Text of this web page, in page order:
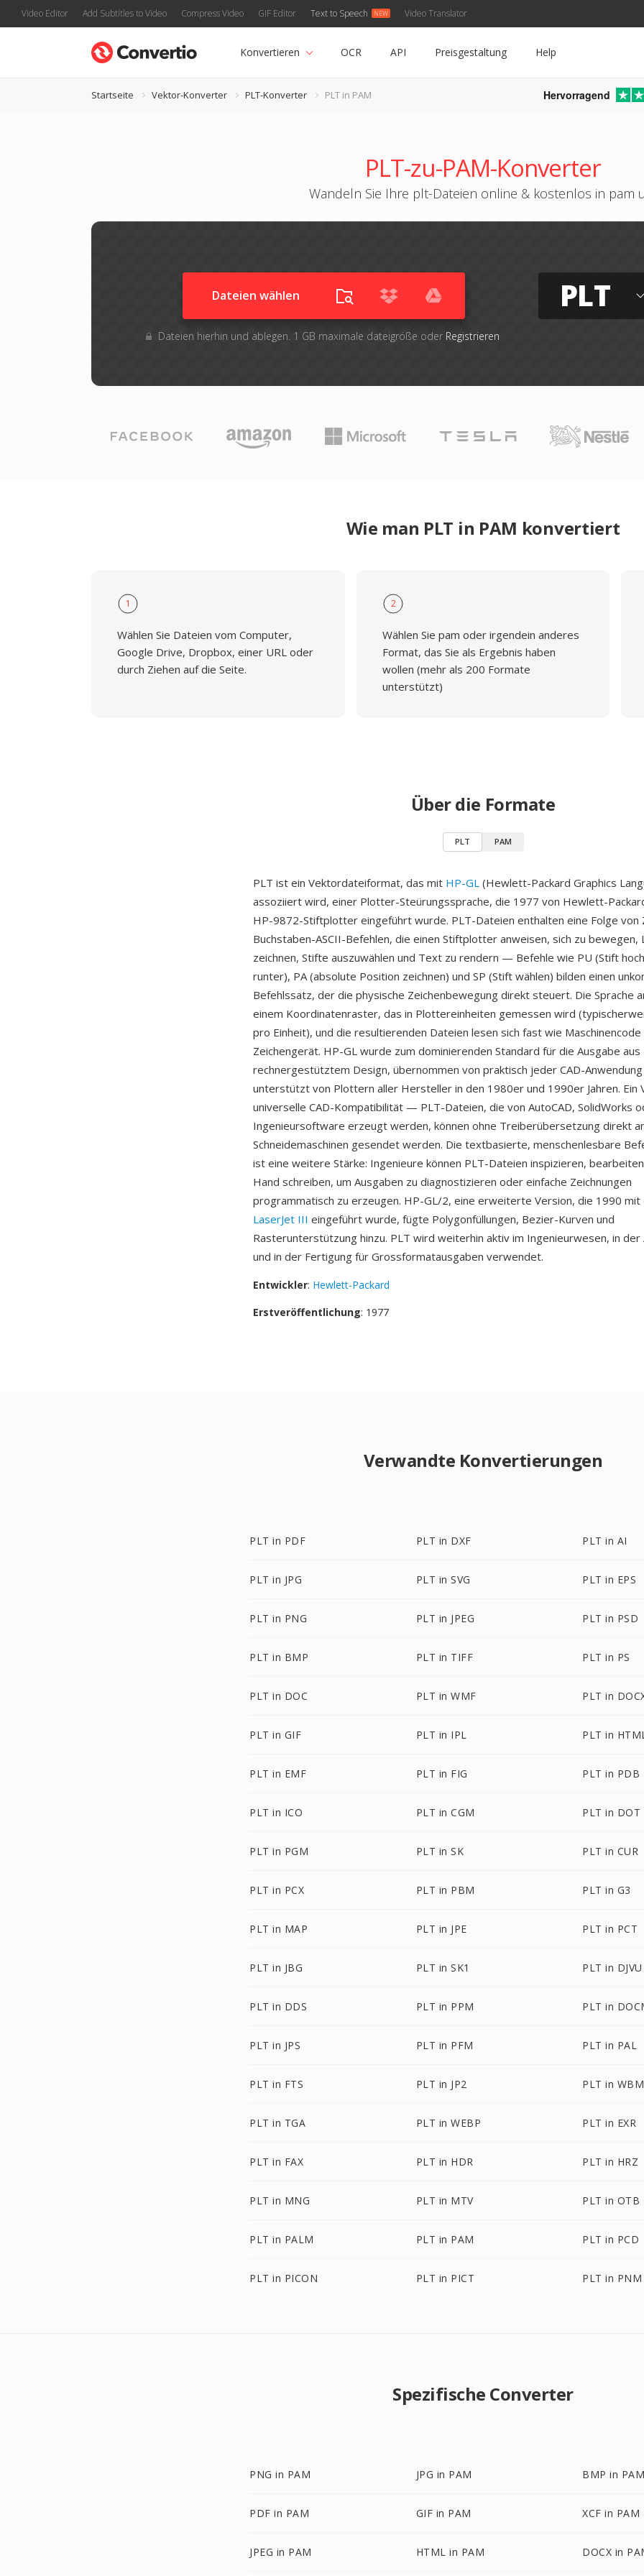
Video Editor Add Subtitles to Video Compress Video GIF Editor Text to Speech Video Translator
Konvertieren OCR API Preisgestaltung Help
Startseite Vektor-Konverter PLT-Konverter PLT in PAM Hervorragend
PLT-zu-PAM-Konverter
Wandeln Sie Ihre plt-Dateien online & kostenlos in pam
Dateien wählen
Dateien hierhin und ablegen. 1 GB maximale dateigröße oder Registrieren
PLT
Wie man PLT in PAM konvertiert
1
Wählen Sie Dateien vom Computer,
Google Drive, Dropbox, einer URL oder
durch Ziehen auf die Seite.
2
Wählen Sie pam oder irgendein anderes
Format, das Sie als Ergebnis haben
wollen (mehr als 200 Formate
unterstützt)
Über die Formate
PLT PAM
PLT ist ein Vektordateiformat, das mit HP-GL (Hewlett-Packard Graphics
assoziiert wird, einer Plotter-Steürungssprache, die 1977 von Hewlett-
HP-9872-Stiftplotter eingeführt wurde. PLT-Dateien enthalten eine Folge von
Buchstaben-ASCII-Befehlen, die einen Stiftplotter anweisen, sich zu bewegen,
zeichnen, Stifte auszuwählen und Text zu rendern — Befehle wie PU (Stift
runter), PA (absolute Position zeichnen) und SP (Stift wählen) bilden einen
Befehlssatz, der die physische Zeichenbewegung direkt steuert. Die Sprache
einem Koordinatenraster, das in Plottereinheiten gemessen wird
pro Einheit), und die resultierenden Dateien lesen sich fast wie Maschinencode
Zeichengerät. HP-GL wurde zum dominierenden Standard für die Ausgabe aus
rechnergestütztem Design, übernommen von praktisch jeder CAD-
unterstützt von Plottern aller Hersteller in den 1980er und 1990er Jahren. Ein
universelle CAD-Kompatibilität — PLT-Dateien, die von AutoCAD, SolidWorks
Ingenieursoftware erzeugt werden, können ohne Treiberübersetzung direkt
Schneidemaschinen gesendet werden. Die textbasierte, menschenlesbare
ist eine weitere Stärke: Ingenieure können PLT-Dateien inspizieren,
Hand schreiben, um Ausgaben zu diagnostizieren oder einfache Zeichnungen
programmatisch zu erzeugen. HP-GL/2, eine erweiterte Version, die 1990
LaserJet III eingeführt wurde, fügte Polygonfüllungen, Bezier-Kurven und
Rasterunterstützung hinzu. PLT wird weiterhin aktiv im Ingenieurwesen, in
und in der Fertigung für Grossformatausgaben verwendet.
Entwickler: Hewlett-Packard
Erstveröffentlichung: 1977
Verwandte Konvertierungen
PLT in PDF PLT in DXF PLT in AI
PLT in JPG PLT in SVG PLT in EPS
PLT in PNG PLT in JPEG PLT in PSD
PLT in BMP PLT in TIFF PLT in PS
PLT in DOC PLT in WMF PLT in
PLT in GIF PLT in IPL PLT in
PLT in EMF PLT in FIG PLT in PDB
PLT in ICO PLT in CGM PLT in DOT
PLT in PGM PLT in SK PLT in CUR
PLT in PCX PLT in PBM PLT in G3
PLT in MAP PLT in JPE PLT in PCT
PLT in JBG PLT in SK1 PLT in DJVU
PLT in DDS PLT in PPM PLT in
PLT in JPS PLT in PFM PLT in PAL
PLT in FTS PLT in JP2 PLT in
PLT in TGA PLT in WEBP PLT in EXR
PLT in FAX PLT in HDR PLT in HRZ
PLT in MNG PLT in MTV PLT in OTB
PLT in PALM PLT in PAM PLT in PCD
PLT in PICON PLT in PICT PLT in PNM
Spezifische Converter
PNG in PAM JPG in PAM BMP in
PDF in PAM GIF in PAM XCF in PAM
JPEG in PAM HTML in PAM DOCX in